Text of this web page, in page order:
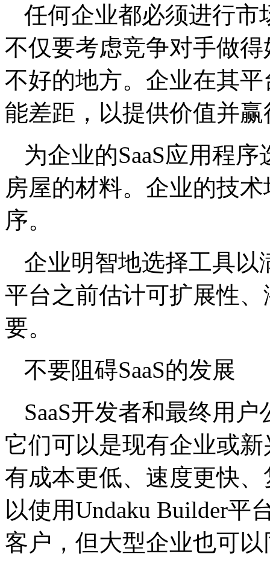
任何企业都必须进行市
不仅要考虑竞争对手做
不好的地方。企业在其
能差距，以提供价值并
为企业的SaaS应用程
房屋的材料。企业的技
序。
企业明智地选择工具以
平台之前估计可扩展性
要。
不要阻碍SaaS的发展
SaaS开发者和最终用
它们可以是现有企业或
有成本更低、速度更快
以使用Undaku Builder平
客户，但大型企业也可